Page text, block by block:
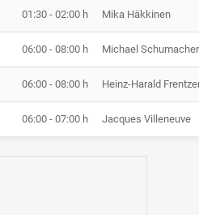
01:30 - 02:00 h Mika Häkkinen
06:00 - 08:00 h Michael Schumacher
06:00 - 08:00 h Heinz-Harald
06:00 - 07:00 h Jacques Villeneuve